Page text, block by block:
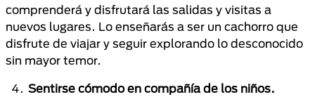
comprenderá y disfrutará las salidas y visitas a
nuevos lugares. Lo enseñarás a ser un cachorro que
disfrute de viajar y seguir explorando lo desconocido
sin mayor temor.
Sentirse cómodo en compañía de los niños.